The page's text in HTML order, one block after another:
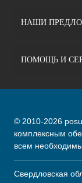
НАШИ
ПОМОЩЬ И
© 2010-2026
комплексным
всем
Свердловская